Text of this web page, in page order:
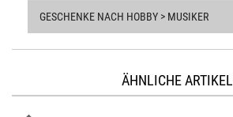
GESCHENKE NACH HOBBY > MUSIKER
ÄHNLICHE ARTIKEL